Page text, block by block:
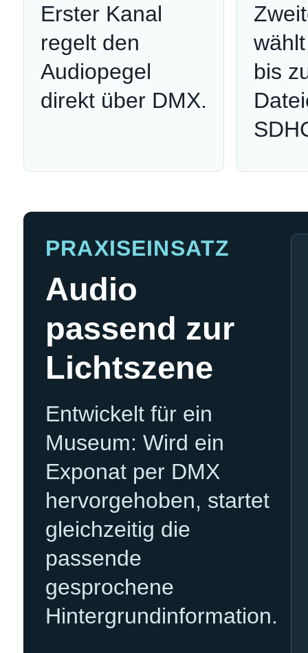
Erster Kanal
regelt den
Audiopegel
direkt über DMX.
bis
PRAXISEINSATZ
Audio
passend zur
Lichtszene
Entwickelt für ein
Museum: Wird ein
Exponat per DMX
hervorgehoben, startet
gleichzeitig die
passende
gesprochene
Hintergrundinformation.